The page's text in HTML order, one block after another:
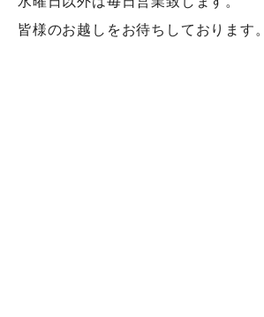
皆様のお越しをお待ちしております。